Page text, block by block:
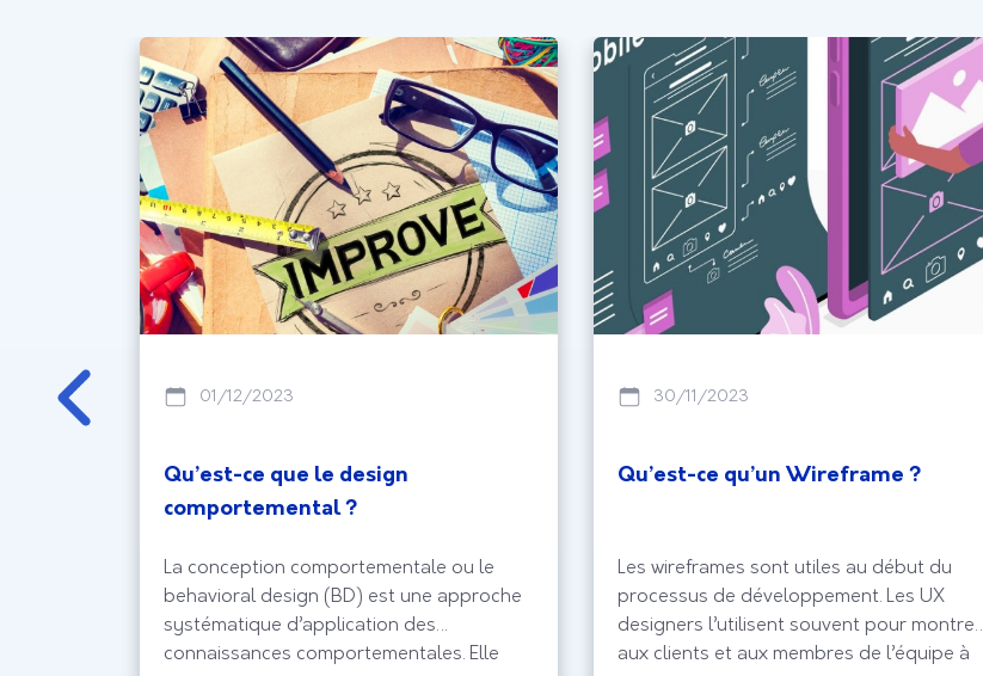
01/12/2023
Qu’est-ce que le design
comportemental ?
La conception comportementale ou le
behavioral design (BD) est une approche
systématique d’application des
connaissances comportementales. Elle
30/11/2023
Qu’est-ce qu’un Wireframe ?
Les wireframes sont utiles au début du
processus de développement. Les UX
designers l’utilisent souvent pour montrer
aux clients et aux membres de l’équipe à